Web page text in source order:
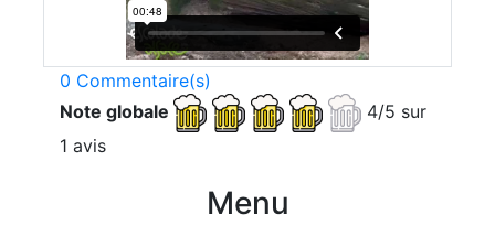
0 Commentaire(s)
Note globale
4/5 sur
1 avis
Menu